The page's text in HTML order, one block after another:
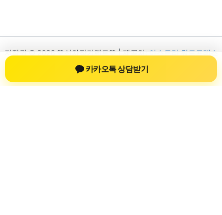
저작권 © 2026 💚신차장기렌트💚 | 제공처:
아스트라 워드프레스
테마
카카오톡 상담받기